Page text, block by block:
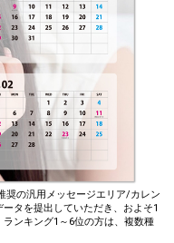
の汎用メッセージエリア/カレン
タを提出していただき、およそ1
ンキング1～6位の方は、複数種